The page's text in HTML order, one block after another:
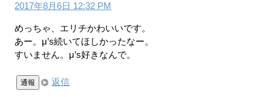
2017年8月6日 12:32 PM
めっちゃ、エリチかわいいです。
あー。μ’s続いてほしかったなー。
すいません。μ’s好きなんで。
通報 返信